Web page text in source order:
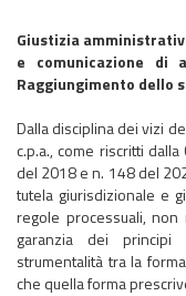
Giustizia
e comunicazione
Raggiungimento dello
Dalla disciplina dei vizi
c.p.a., come riscritti
del 2018 e n. 148 del
tutela giurisdizionale e
regole processuali,
garanzia dei
strumentalità tra la
che quella forma